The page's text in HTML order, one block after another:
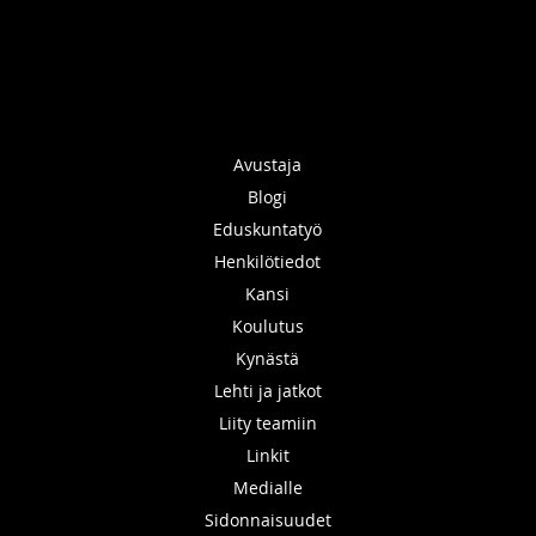
Avustaja
Blogi
Eduskuntatyö
Henkilötiedot
Kansi
Koulutus
Kynästä
Lehti ja jatkot
Liity teamiin
Linkit
Medialle
Sidonnaisuudet